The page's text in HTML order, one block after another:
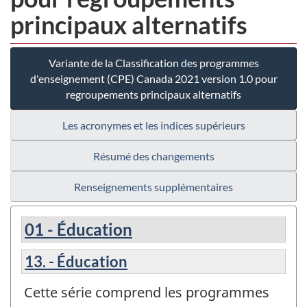
principaux alternatifs
Variante de la Classification des programmes
d'enseignement (CPE) Canada 2021 version 1.0 pour
regroupements principaux alternatifs
Les acronymes et les indices supérieurs
Résumé des changements
Renseignements supplémentaires
01 - Éducation
13. - Éducation
Cette série comprend les programmes